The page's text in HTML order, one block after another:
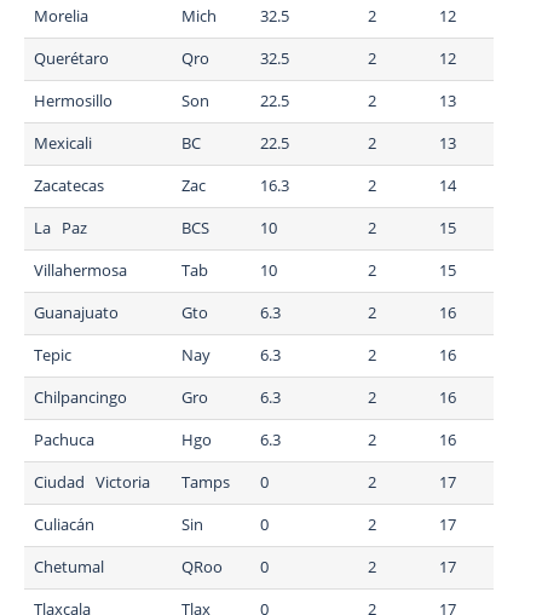
Morelia Mich 32.5 2 12
Querétaro Qro 32.5 2 12
Hermosillo Son 22.5 2 13
Mexicali BC 22.5 2 13
Zacatecas Zac 16.3 2 14
La Paz BCS 10 2 15
Villahermosa Tab 10 2 15
Guanajuato Gto 6.3 2 16
Tepic Nay 6.3 2 16
Chilpancingo Gro 6.3 2 16
Pachuca Hgo 6.3 2 16
Ciudad Victoria Tamps 0 2 17
Culiacán Sin 0 2 17
Chetumal QRoo 0 2 17
Tlaxcala Tlax 0 2 17